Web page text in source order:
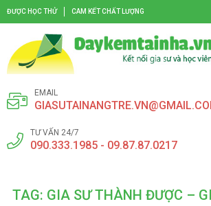
ĐƯỢC HỌC THỬ CAM KẾT CHẤT LƯỢNG
EMAIL
TƯ VẤN 24/7
090.333.1985 - 09.87.87.0217
TAG: GIA SƯ THÀNH ĐƯỢC –